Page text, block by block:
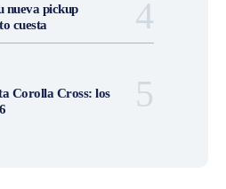
nueva pickup
cuesta
Corolla Cross: los